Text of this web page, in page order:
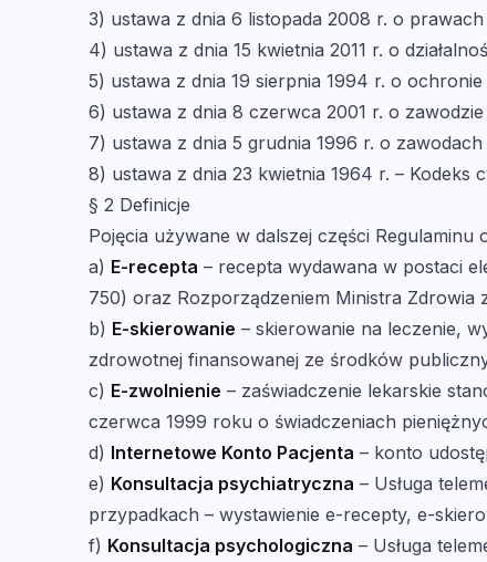
3) ustawa z dnia 6 listopada 2008 r. o
4) ustawa z dnia 15 kwietnia 2011 r. o
5) ustawa z dnia 19 sierpnia 1994 r. o
6) ustawa z dnia 8 czerwca 2001 r. o
7) ustawa z dnia 5 grudnia 1996 r. o
8) ustawa z dnia 23 kwietnia 1964 r. – Kodeks
§ 2 Definicje
Pojęcia używane w dalszej części Regulaminu
a) E-recepta – recepta wydawana w postaci
750) oraz Rozporządzeniem Ministra
b) E-skierowanie – skierowanie na leczenie,
zdrowotnej finansowanej ze środków
c) E-zwolnienie – zaświadczenie lekarskie
czerwca 1999 roku o świadczeniach
d) Internetowe Konto Pacjenta – konto
e) Konsultacja psychiatryczna – Usługa
przypadkach – wystawienie e-recepty, e-
f) Konsultacja psychologiczna – Usługa